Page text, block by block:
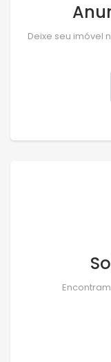
Deixe seu imóvel